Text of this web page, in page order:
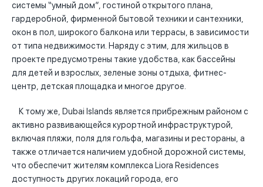
системы “умный дом”, гостиной открытого плана,
гардеробной, фирменной бытовой техники и сантехники,
окон в пол, широкого балкона или террасы, в зависимости
от типа недвижимости. Наряду с этим, для жильцов в
проекте предусмотрены такие удобства, как бассейны
для детей и взрослых, зеленые зоны отдыха, фитнес-
центр, детская площадка и многое другое.
К тому же, Dubai Islands является прибрежным районом с
активно развивающейся курортной инфраструктурой,
включая пляжи, поля для гольфа, магазины и рестораны, а
также отличается наличием удобной дорожной системы,
что обеспечит жителям комплекса Liora Residences
доступность других локаций города, его